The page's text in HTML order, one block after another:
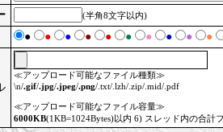
(半角8文字以内)
● ● ● ● ● ● ● ● ● ●
≪アップロード可能なファイル種類≫
\n/.gif/.jpg/.jpeg/.png/.txt/.lzh/.zip/.mid/.pdf
≪アップロード可能なファイル容量≫
6000KB(1KB=1024Bytes)以内 6) スレッド内の合計